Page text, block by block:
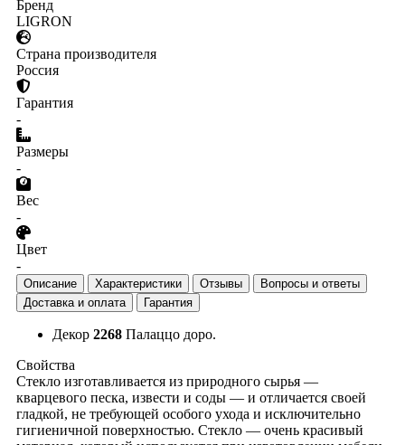
Бренд
LIGRON
Страна производителя
Россия
Гарантия
-
Размеры
-
Вес
-
Цвет
-
Описание Характеристики Отзывы
Вопросы и ответы
Доставка и оплата
Гарантия
Декор 2268 Палаццо доро.
Свойства
Стекло изготавливается из природного сырья —
кварцевого песка, извести и соды — и отличается своей
гладкой, не требующей особого ухода и исключительно
гигиеничной поверхностью. Стекло — очень красивый